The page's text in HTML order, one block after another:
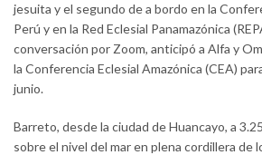
jesuita y el segundo de a bordo en la
Perú y en la Red Eclesial Panamazónica
conversación por Zoom, anticipó a Alfa y
la Conferencia Eclesial Amazónica (CEA)
junio.
Barreto, desde la ciudad de Huancayo, a
sobre el nivel del mar en plena cordillera de